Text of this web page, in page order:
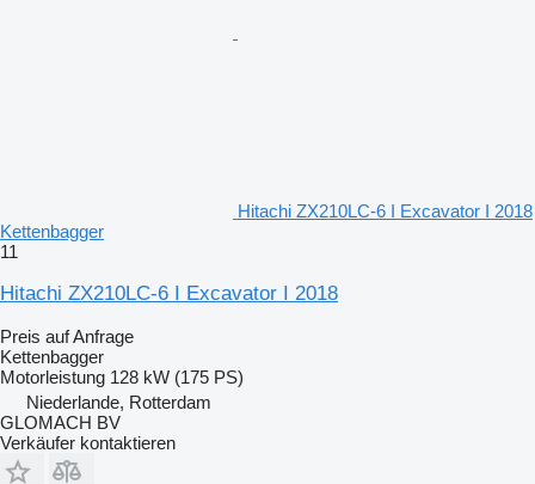
Hitachi ZX210LC-6 I Excavator I 2018
Kettenbagger
11
Hitachi ZX210LC-6 I Excavator I 2018
Preis auf Anfrage
Kettenbagger
Motorleistung 128 kW (175 PS)
Niederlande, Rotterdam
GLOMACH BV
Verkäufer kontaktieren